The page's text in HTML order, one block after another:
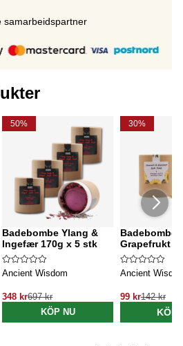
samarbeidspartner
50%
Badebombe Ylang &
Ingefær 170g x 5 stk
Ancient Wisdom
348 kr697 kr
KÖP NU
30%
Badebombe
Grapefrukt
Ancient
99 kr142 kr
KÖP